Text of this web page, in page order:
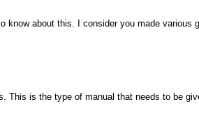
know about this. I consider you made various
This is the type of manual that needs to be